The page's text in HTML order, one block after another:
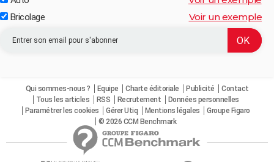
Bricolage Voir un exemple
Qui sommes-nous ? Equipe Charte éditoriale Publicité
Contact
Tous les articles
RSS Recrutement
Données personnelles
Paramétrer les cookies
Gérer Utiq Mentions légales
Groupe Figaro
© 2026 CCM Benchmark